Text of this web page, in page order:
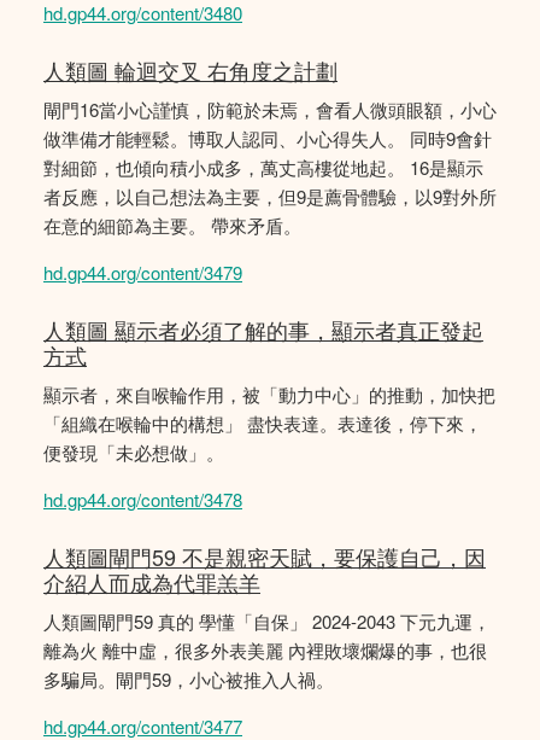
hd.gp44.org/content/3480
人類圖 輪迴交叉 右角度之計劃
閘門16當小心謹慎，防範於未焉，會看人微頭眼額，小心
做準備才能輕鬆。博取人認同、小心得失人。 同時9會針
對細節，也傾向積小成多，萬丈高樓從地起。 16是顯示
者反應，以自己想法為主要，但9是薦骨體驗，以9對外所
在意的細節為主要。 帶來矛盾。
hd.gp44.org/content/3479
人類圖 顯示者必須了解的事，顯示者真正發起
方式
顯示者，來自喉輪作用，被「動力中心」的推動，加快把
「組織在喉輪中的構想」 盡快表達。表達後，停下來，
便發現「未必想做」。
hd.gp44.org/content/3478
人類圖閘門59 不是親密天賦，要保護自己，因
介紹人而成為代罪羔羊
人類圖閘門59 真的 學懂「自保」 2024-2043 下元九運，
離為火 離中虛，很多外表美麗 內裡敗壞爛爆的事，也很
多騙局。閘門59，小心被推入人禍。
hd.gp44.org/content/3477